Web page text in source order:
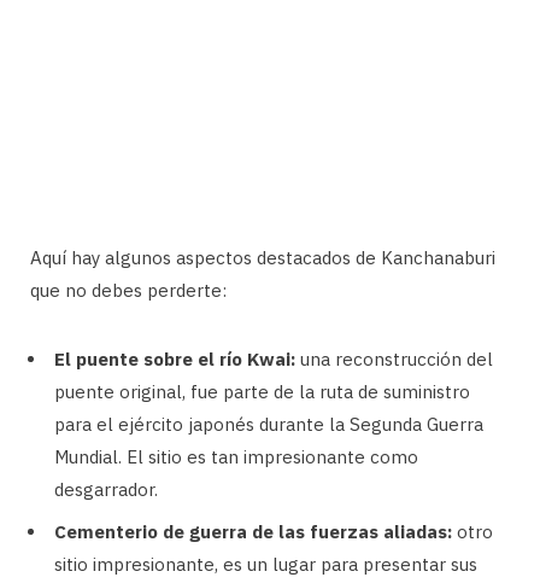
Aquí hay algunos aspectos destacados de Kanchanaburi
que no debes perderte:
El puente sobre el río Kwai: una reconstrucción del
puente original, fue parte de la ruta de suministro
para el ejército japonés durante la Segunda Guerra
Mundial. El sitio es tan impresionante como
desgarrador.
Cementerio de guerra de las fuerzas aliadas: otro
sitio impresionante, es un lugar para presentar sus